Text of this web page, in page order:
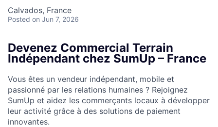
Calvados, France
Posted on Jun 7, 2026
Devenez Commercial Terrain
Indépendant chez SumUp – France
Vous êtes un vendeur indépendant, mobile et
passionné par les relations humaines ? Rejoignez
SumUp et aidez les commerçants locaux à développer
leur activité grâce à des solutions de paiement
innovantes.